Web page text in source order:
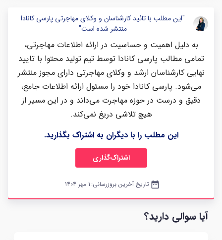
"این مطلب با تائید کارشناسان و وکلای مهاجرتی پارسی کانادا
منتشر شده است"
به دلیل اهمیت و حساسیت در ارائه اطلاعات مهاجرتی،
تمامی مطالب پارسی کانادا توسط تیم تولید محتوا با تایید
نهایی کارشناسان ارشد و وکلای مهاجرتی دارای مجوز منتشر
می‌شود. پارسی کانادا خود را مسئول ارائه اطلاعات جامع،
دقیق و درست در حوزه مهاجرت می‌داند و در این مسیر از
هیچ تلاشی دریغ نمی‌کند.
این مطلب را با دیگران به اشتراک بگذارید.
اشتراک‌گذاری
date_range تاریخ آخرین بروزرسانی: 1 مهر 1404
آیا سوالی دارید؟